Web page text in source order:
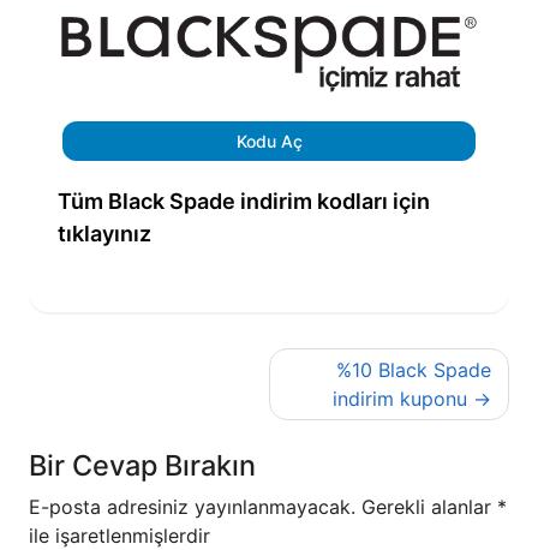
Kodu Aç
Tüm Black Spade indirim kodları için
tıklayınız
%10 Black Spade
indirim kuponu
Bir Cevap Bırakın
E-posta adresiniz yayınlanmayacak. Gerekli alanlar *
ile işaretlenmişlerdir